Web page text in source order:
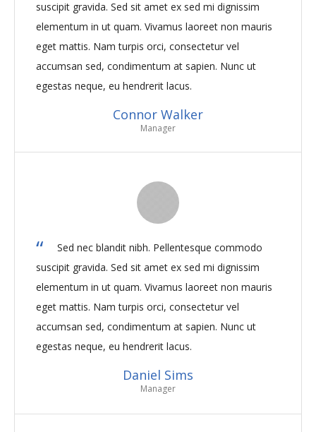
suscipit gravida. Sed sit amet ex sed mi dignissim
elementum in ut quam. Vivamus laoreet non mauris
eget mattis. Nam turpis orci, consectetur vel
accumsan sed, condimentum at sapien. Nunc ut
egestas neque, eu hendrerit lacus.
Connor Walker
Manager
Sed nec blandit nibh. Pellentesque commodo
suscipit gravida. Sed sit amet ex sed mi dignissim
elementum in ut quam. Vivamus laoreet non mauris
eget mattis. Nam turpis orci, consectetur vel
accumsan sed, condimentum at sapien. Nunc ut
egestas neque, eu hendrerit lacus.
Daniel Sims
Manager